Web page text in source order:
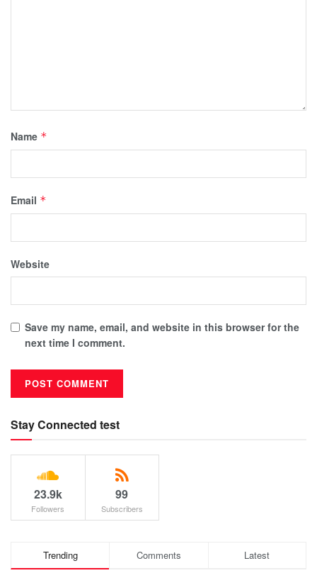
Name *
Email *
Website
Save my name, email, and website in this browser for the
next time I comment.
Stay Connected test
23.9k
Followers
99
Subscribers
Trending Comments Latest